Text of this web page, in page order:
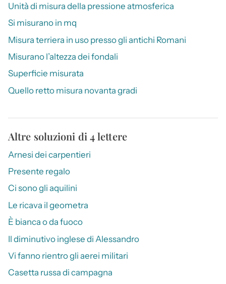
Unità di misura della pressione atmosferica
Si misurano in mq
Misura terriera in uso presso gli antichi Romani
Misurano l’altezza dei fondali
Superficie misurata
Quello retto misura novanta gradi
Altre soluzioni di 4 lettere
Arnesi dei carpentieri
Presente regalo
Ci sono gli aquilini
Le ricava il geometra
È bianca o da fuoco
Il diminutivo inglese di Alessandro
Vi fanno rientro gli aerei militari
Casetta russa di campagna